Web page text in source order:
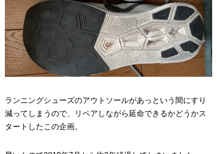
ランニングシューズのアウトソールがあっという間にすり
減ってしまうので、リペアしながら延命できるかどうかス
タートしたこの企画。